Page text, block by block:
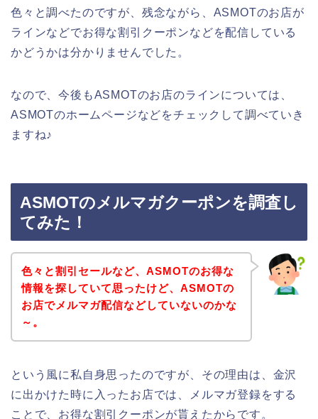
色々と調べたのですが、残念ながら、ASMOTのお店が
ラインなどでお得な割引クーポンなどを配信している
かどうかは分かりませんでした。
なので、今後もASMOTのお店のラインについては、
ASMOTのホームページなどをチェックして調べていき
ますね♪
ASMOTのメルマガクーポンを調査し
てみた！
色々と割引セールなど、ASMOTのお得な
情報を探していて思ったけど、ASMOTの
お店でメルマガ配信などしていないのかな
～。
という風に私自身思ったのですが、その理由は、金沢
に出かけた時に入ったお店では、メルマガ登録をする
ことで、お得な割引クーポンが貰えたからです。